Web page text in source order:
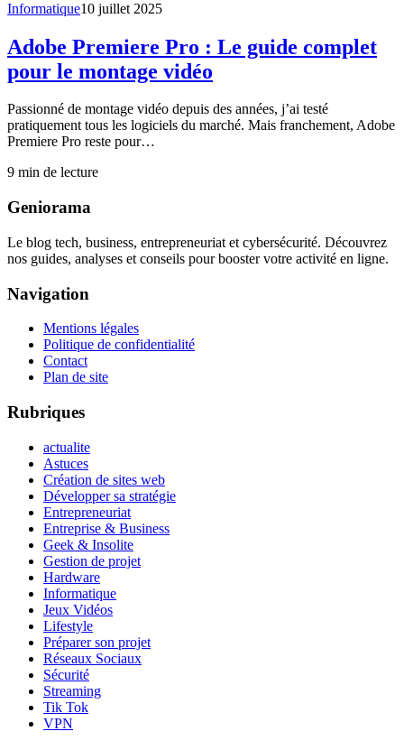
Informatique10 juillet 2025
Adobe Premiere Pro : Le guide complet
pour le montage vidéo
Passionné de montage vidéo depuis des années, j’ai testé
pratiquement tous les logiciels du marché. Mais franchement, Adobe
Premiere Pro reste pour…
9 min de lecture
Geniorama
Le blog tech, business, entrepreneuriat et cybersécurité. Découvrez
nos guides, analyses et conseils pour booster votre activité en ligne.
Navigation
Mentions légales
Politique de confidentialité
Contact
Plan de site
Rubriques
actualite
Astuces
Création de sites web
Développer sa stratégie
Entrepreneuriat
Entreprise & Business
Geek & Insolite
Gestion de projet
Hardware
Informatique
Jeux Vidéos
Lifestyle
Préparer son projet
Réseaux Sociaux
Sécurité
Streaming
Tik Tok
VPN